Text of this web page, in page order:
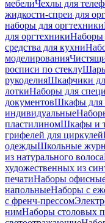
мебелиЧехлы для
жидкости-спреи для
наборы для оргтехники
для оргтехникиНаборы
средства для кухни
моделирования
росписи по стеклу
рукоделияШкафчики
лоткиНаборы для
документовШкафы для
индивидуальные
пластилиномШкафы и
грифелей для циркулей
одеждыШкольные
из натурального волоса
художественных из
печатиНаборы
напольныеНаборы с
с френч-прессом
нимНаборы столовых